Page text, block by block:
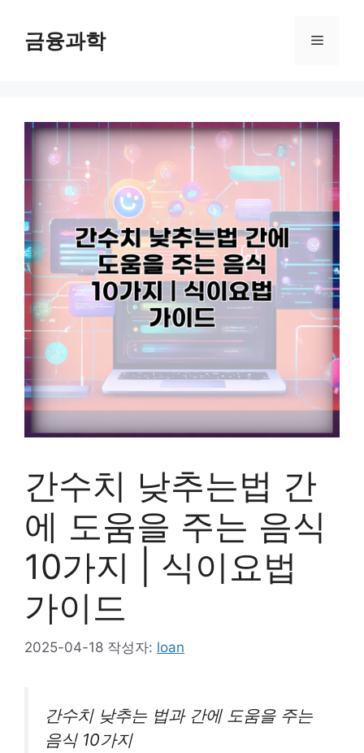
금융과학 메
간수치 낮추는법 간
에 도움을 주는 음식
10가지 | 식이요법
가이드
2025-04-18 작성자: loan
간수치 낮추는 법과 간에 도움을 주는
음식 10가지